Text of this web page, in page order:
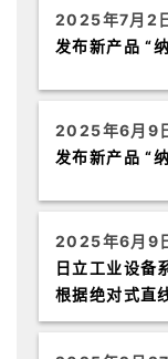
2025年7月2
发布新产品 “
2025年6月9
发布新产品 “
2025年6月9
日立工业设备
根据绝对式直